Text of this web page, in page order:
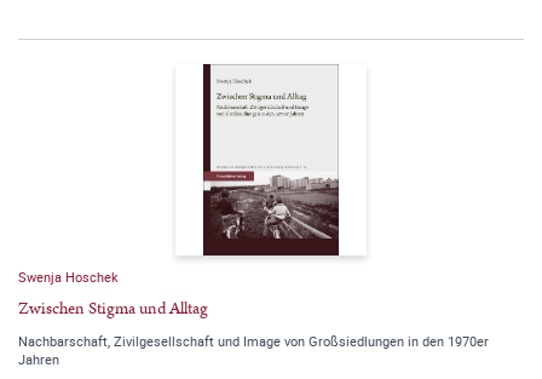
Swenja Hoschek
Zwischen Stigma und Alltag
Nachbarschaft, Zivilgesellschaft und Image von Großsiedlungen in den 1970er
Jahren